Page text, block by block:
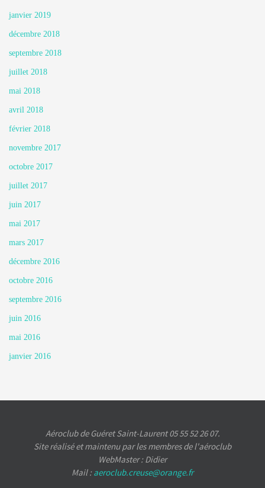
janvier 2019
décembre 2018
septembre 2018
juillet 2018
mai 2018
avril 2018
février 2018
novembre 2017
octobre 2017
juillet 2017
juin 2017
mai 2017
mars 2017
décembre 2016
octobre 2016
septembre 2016
juin 2016
mai 2016
janvier 2016
Aéroclub de Guéret Saint-Laurent 05 55 52 26 07.
Site réalisé et maintenu par les membres de l'aéroclub
WebMaster : Didier
Mail :aeroclub.creuse@orange.fr